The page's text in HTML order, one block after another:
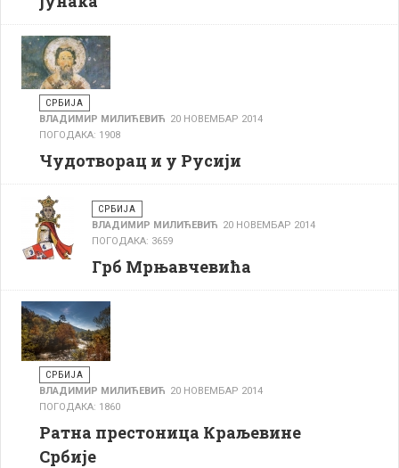
СРБИЈА
ВЛАДИМИР МИЛИЋЕВИЋ 20 НОВЕМБАР 2014
ПОГОДАКА: 1908
Чудотворац и у Русији
СРБИЈА
ВЛАДИМИР МИЛИЋЕВИЋ 20 НОВЕМБАР 2014
ПОГОДАКА: 3659
Грб Мрњавчевића
СРБИЈА
ВЛАДИМИР МИЛИЋЕВИЋ 20 НОВЕМБАР 2014
ПОГОДАКА: 1860
Ратна престоница Краљевине
Србије